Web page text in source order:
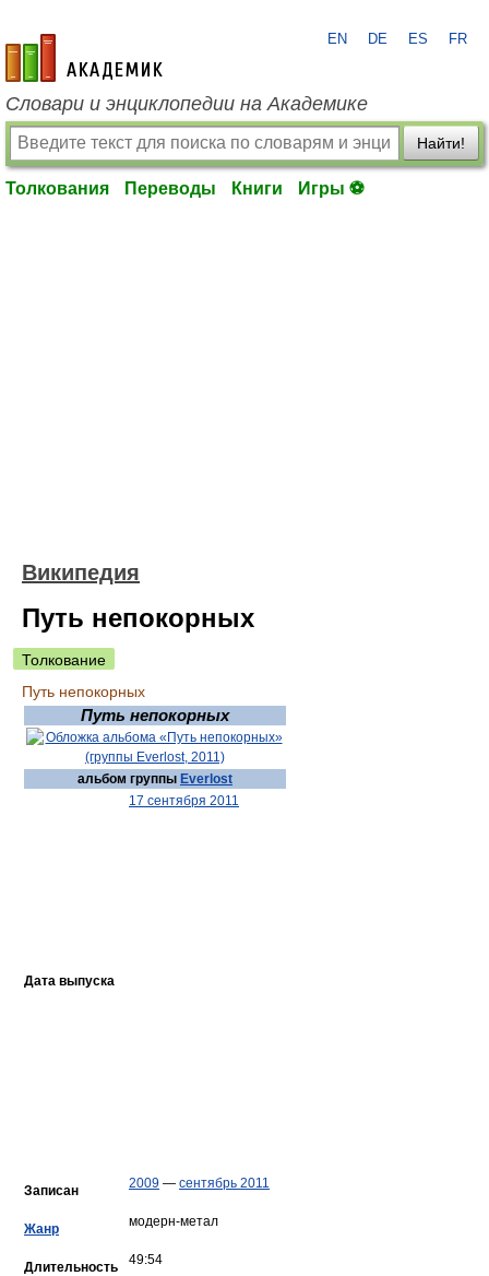
academic.ru
EN DE ES FR
Словари и энциклопедии на Академике
Найти!
Толкования Переводы Книги Игры ⚽
Википедия
Путь непокорных
Толкование
Путь непокорных
Путь непокорных
альбом группы Everlost
Дата выпуска
17 сентября 2011
Записан 2009 — сентябрь 2011
Жанр модерн-метал
Длительность 49:54